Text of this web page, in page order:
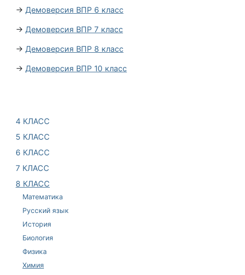
4 КЛАСС
5 КЛАСС
6 КЛАСС
7 КЛАСС
8 КЛАСС
Математика
Русский язык
История
Биология
Физика
Химия
→ Демоверсия ВПР 6 класс
→ Демоверсия ВПР 7 класс
→ Демоверсия ВПР 8 класс
→ Демоверсия ВПР 10 класс